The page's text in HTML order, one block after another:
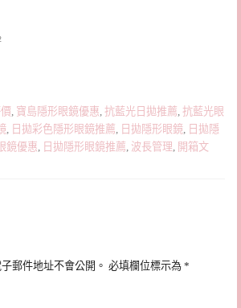
寶島隱形眼鏡優惠 抗藍光日拋推薦 抗藍光眼
日拋彩色隱形眼鏡推薦 日拋隱形眼鏡 日拋隱
鏡優惠 日拋隱形眼鏡推薦 波長管理 開箱文
郵件地址不會公開。 必填欄位標示為 *